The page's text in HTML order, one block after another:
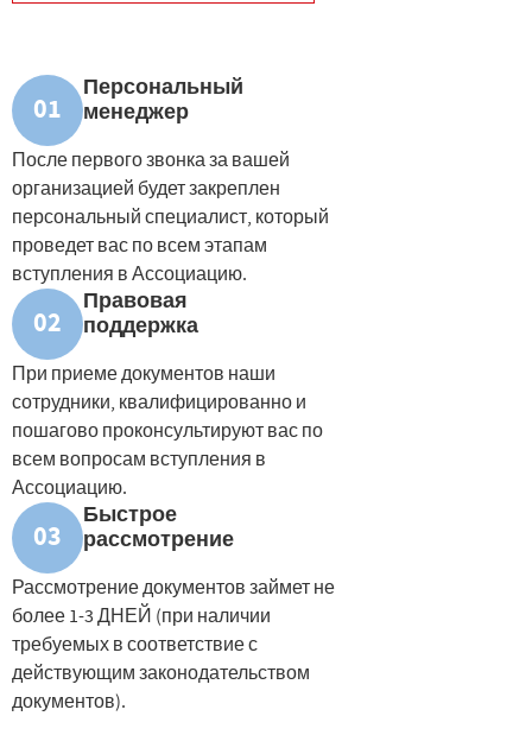
01
Персональный
менеджер
После первого звонка за вашей
организацией будет закреплен
персональный специалист, который
проведет вас по всем этапам
вступления в Ассоциацию.
02
Правовая
поддержка
При приеме документов наши
сотрудники, квалифицированно и
пошагово проконсультируют вас по
всем вопросам вступления в
Ассоциацию.
03
Быстрое
рассмотрение
Рассмотрение документов займет не
более 1-3 ДНЕЙ (при наличии
требуемых в соответствие с
действующим законодательством
документов).